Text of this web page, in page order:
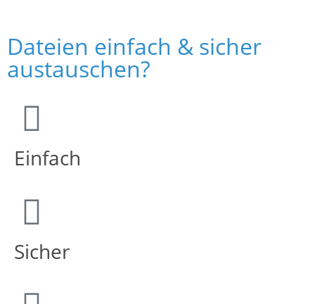
Dateien einfach & sicher
austauschen?
Einfach
Sicher